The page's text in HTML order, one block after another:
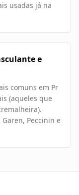
usadas já na
e
comuns em Pr
(aqueles que
Garen, Peccinin e